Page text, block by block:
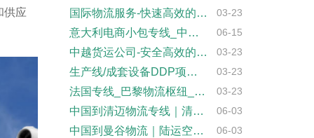
供应 国际物流服务-快速高效的全球物流配送 03-23
意大利电商小包专线_中意跨境小件空运_低··· 06-15
中越货运公司-安全高效的卡车运输解决方案 03-23
生产线/成套设备DDP项目物流 03-23
法国专线_巴黎物流枢纽_辐射欧洲多国_恒··· 03-23
中国到清迈物流专线｜清迈跨境快递 双清包··· 06-03
中国到曼谷物流｜陆运空运海运三线齐全 D··· 06-03